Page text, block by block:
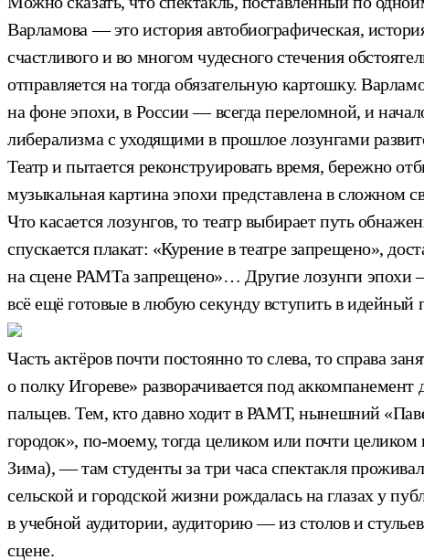
Варламова — это история автобиографическая,
счастливого и во многом чудесного стечения
отправляется на тогда обязательную картошку.
на фоне эпохи, в России — всегда переломной, и
либерализма с уходящими в прошлое лозунгами
Театр и пытается реконструировать время, бережно
музыкальная картина эпохи представлена в сложном
Что касается лозунгов, то театр выбирает путь
спускается плакат: «Курение в театре запрещено»,
на сцене РАМТа запрещено»… Другие лозунги эпохи
всё ещё готовые в любую секунду вступить в идейный
Часть актёров почти постоянно то слева, то справа
о полку Игореве» разворачивается под
пальцев. Тем, кто давно ходит в РАМТ, нынешний
городок», по-моему, тогда целиком или почти
Зима), — там студенты за три часа спектакля
сельской и городской жизни рождалась на глазах у
в учебной аудитории, аудиторию — из столов и
сцене.